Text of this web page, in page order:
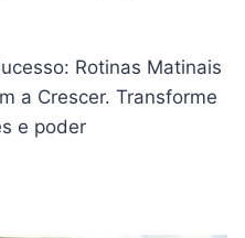
Rotinas Matinais
a Crescer. Transforme
e poder